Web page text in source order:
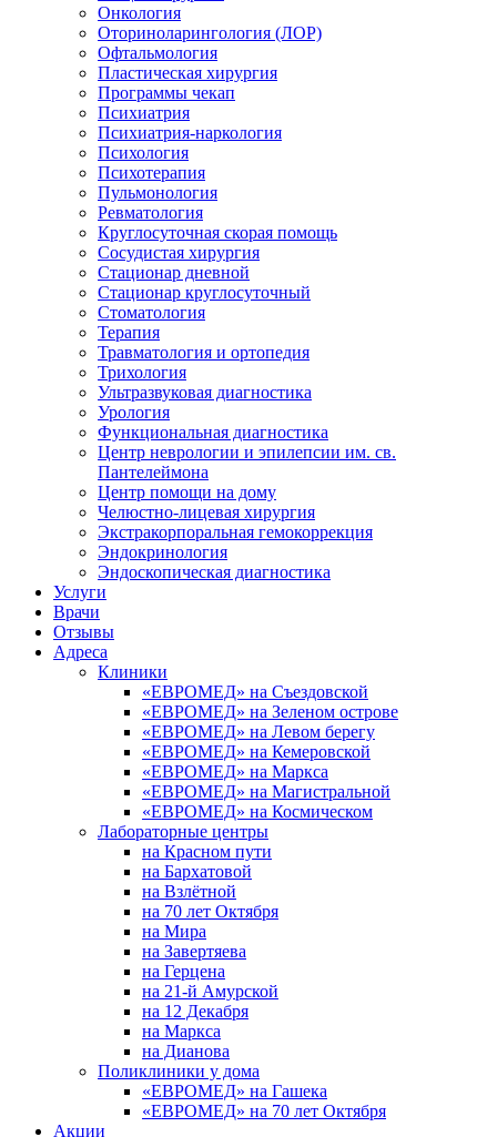
Онкология
Оториноларингология (ЛОР)
Офтальмология
Пластическая хирургия
Программы чекап
Психиатрия
Психиатрия-наркология
Психология
Психотерапия
Пульмонология
Ревматология
Круглосуточная скорая помощь
Сосудистая хирургия
Стационар дневной
Стационар круглосуточный
Стоматология
Терапия
Травматология и ортопедия
Трихология
Ультразвуковая диагностика
Урология
Функциональная диагностика
Центр неврологии и эпилепсии им. св.
Пантелеймона
Центр помощи на дому
Челюстно-лицевая хирургия
Экстракорпоральная гемокоррекция
Эндокринология
Эндоскопическая диагностика
Услуги
Врачи
Отзывы
Адреса
Клиники
«ЕВРОМЕД» на Съездовской
«ЕВРОМЕД» на Зеленом острове
«ЕВРОМЕД» на Левом берегу
«ЕВРОМЕД» на Кемеровской
«ЕВРОМЕД» на Маркса
«ЕВРОМЕД» на Магистральной
«ЕВРОМЕД» на Космическом
Лабораторные центры
на Красном пути
на Бархатовой
на Взлётной
на 70 лет Октября
на Мира
на Завертяева
на Герцена
на 21-й Амурской
на 12 Декабря
на Маркса
на Дианова
Поликлиники у дома
«ЕВРОМЕД» на Гашека
«ЕВРОМЕД» на 70 лет Октября
Акции